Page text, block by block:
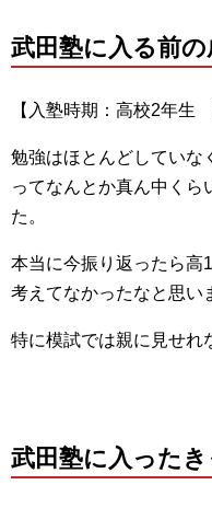
武田塾に入る前の
【入塾時期：高校2年
勉強はほとんどしていな
ってなんとか真ん中くら
た。
本当に今振り返ったら高
考えてなかったなと思い
特に模試では親に見せれ
武田塾に入った